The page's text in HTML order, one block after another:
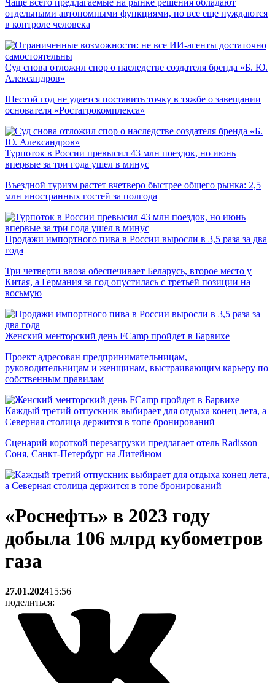
Чаще всего предлагаемые на рынке решения обладают
отдельными автономными функциями, но все еще нуждаются
в контроле человека
Суд снова отложил спор о наследстве создателя бренда «Б. Ю.
Александров»
Шестой год не удается поставить точку в тяжбе о завещании
основателя «Ростагрокомплекса»
Турпоток в России превысил 43 млн поездок, но июнь
впервые за три года ушел в минус
Въездной туризм растет вчетверо быстрее общего рынка: 2,5
млн иностранных гостей за полгода
Продажи импортного пива в России выросли в 3,5 раза за два
года
Три четверти ввоза обеспечивает Беларусь, второе место у
Китая, а Германия за год опустилась с третьей позиции на
восьмую
Женский менторский день FCamp пройдет в Барвихе
Проект адресован предпринимательницам,
руководительницам и женщинам, выстраивающим карьеру по
собственным правилам
Каждый третий отпускник выбирает для отдыха конец лета, а
Северная столица держится в топе бронирований
Сценарий короткой перезагрузки предлагает отель Radisson
Соня, Санкт-Петербург на Литейном
«Роснефть» в 2023 году
добыла 106 млрд кубометров
газа
27.01.202415:56
поделиться: